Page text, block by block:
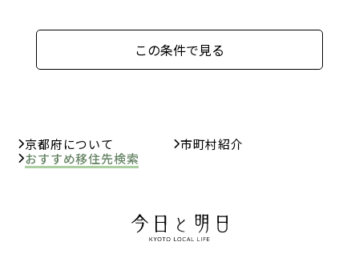
この条件で見る
京都府について
市町村紹介
おすすめ移住先検索